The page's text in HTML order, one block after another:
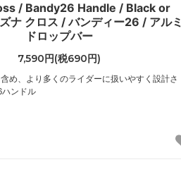
/ Bandy26 Handle / Black or
ナ クロス / バンディー26 / アルミ
ドロップバー
7,590円(税690円)
め、より多くのライダーに扱いやすく設計さ
ンドル